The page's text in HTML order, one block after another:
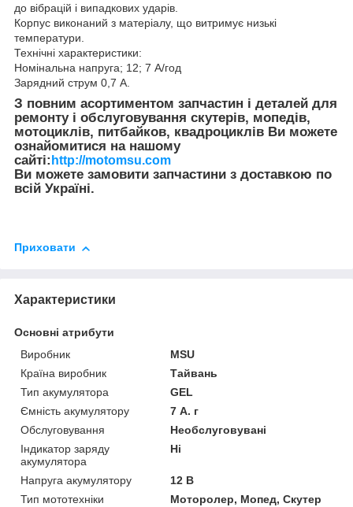
до вібрацій і випадкових ударів.
Корпус виконаний з матеріалу, що витримує низькі
температури.
Технічні характеристики:
Номінальна напруга; 12; 7 А/год
Зарядний струм 0,7 A.
З повним асортиментом запчастин і деталей для
ремонту і обслуговування скутерів, мопедів,
мотоциклів, питбайков, квадроциклів Ви можете
ознайомитися на нашому
сайті: http://motomsu.com
Ви можете замовити запчастини з доставкою по
всій Україні.
Приховати
Характеристики
Основні атрибути
Виробник
MSU
Країна виробник
Тайвань
Тип акумулятора
GEL
Ємність акумулятору
7 А. г
Обслуговування
Необслуговувані
Індикатор заряду
акумулятора
Ні
Напруга акумулятору
12 В
Тип мототехніки
Моторолер, Мопед, Скутер